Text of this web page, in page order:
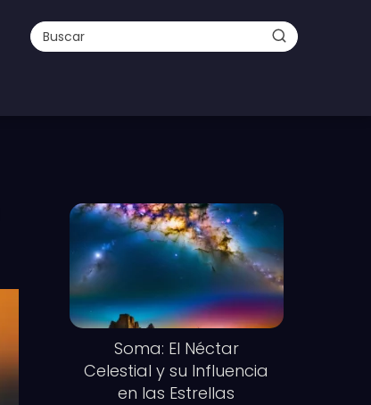
Soma: El Néctar
Celestial y su Influencia
en las Estrellas